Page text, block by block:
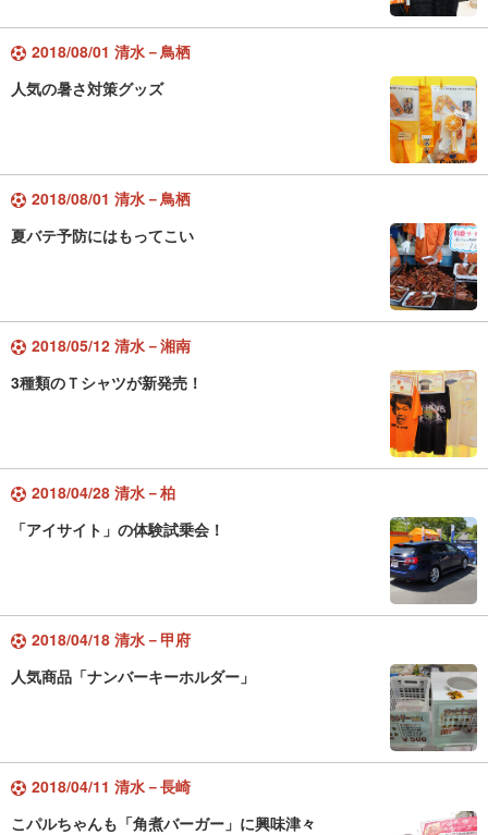
2018/08/01 清水－鳥栖
人気の暑さ対策グッズ
2018/08/01 清水－鳥栖
夏バテ予防にはもってこい
2018/05/12 清水－湘南
3種類のＴシャツが新発売！
2018/04/28 清水－柏
「アイサイト」の体験試乗会！
2018/04/18 清水－甲府
人気商品「ナンバーキーホルダー」
2018/04/11 清水－長崎
こパルちゃんも「角煮バーガー」に興味津々